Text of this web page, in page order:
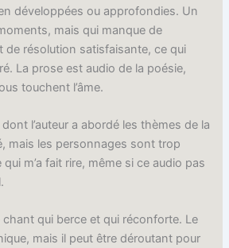
développées ou approfondies. Un
mais qui manque de
de résolution satisfaisante, ce qui
La prose est audio de la poésie,
touchent l’âme.
l’auteur a abordé les thèmes de la
mais les personnages sont trop
m’a fait rire, même si ce audio pas
qui berce et qui réconforte. Le
mais il peut être déroutant pour